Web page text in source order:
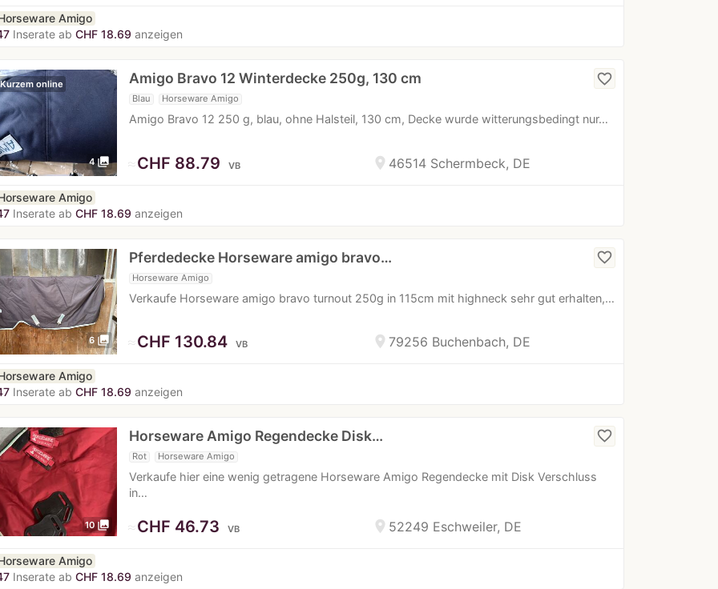
Amigo
Inserate ab CHF 18.69 anzeigen
4 photo_library
online Amigo Bravo 12 Winterdecke 250g, 130 cm
Blau Horseware Amigo
Amigo Bravo 12 250 g, blau, ohne Halsteil, 130 cm, Decke wurde witterungsbedingt nur…
favorite_border
location_on 46514 Schermbeck, DE
≈CHF 88.79 VB
Amigo
Inserate ab CHF 18.69 anzeigen
6 photo_library
Pferdedecke Horseware amigo bravo…
Horseware Amigo
Verkaufe Horseware amigo bravo turnout 250g in 115cm mit highneck sehr gut erhalten,…
favorite_border
location_on 79256 Buchenbach, DE
≈CHF 130.84 VB
Amigo
Inserate ab CHF 18.69 anzeigen
10 photo_library
Horseware Amigo Regendecke Disk…
Rot Horseware Amigo
Verkaufe hier eine wenig getragene Horseware Amigo Regendecke mit Disk Verschluss
in…
favorite_border
location_on 52249 Eschweiler, DE
≈CHF 46.73 VB
Amigo
Inserate ab CHF 18.69 anzeigen